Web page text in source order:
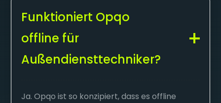
Funktioniert Opqo
offline für
Außendiensttechniker?
Ja. Opqo ist so konzipiert, dass es offline